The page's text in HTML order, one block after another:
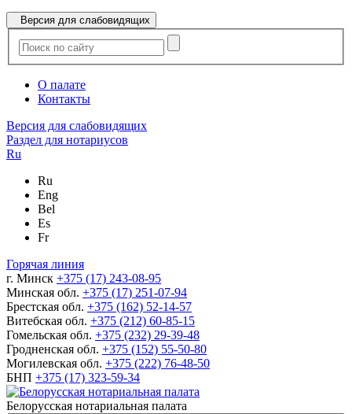
Версия для слабовидящих
О палате
Контакты
Версия для слабовидящих
Раздел для нотариусов
Ru
Ru
Eng
Bel
Es
Fr
Горячая линия
г. Минск +375 (17) 243-08-95
Минская обл. +375 (17) 251-07-94
Брестская обл. +375 (162) 52-14-57
Витебская обл. +375 (212) 60-85-15
Гомельская обл. +375 (232) 29-39-48
Гродненская обл. +375 (152) 55-50-80
Могилевская обл. +375 (222) 76-48-50
БНП +375 (17) 323-59-34
Белорусская нотариальная палата